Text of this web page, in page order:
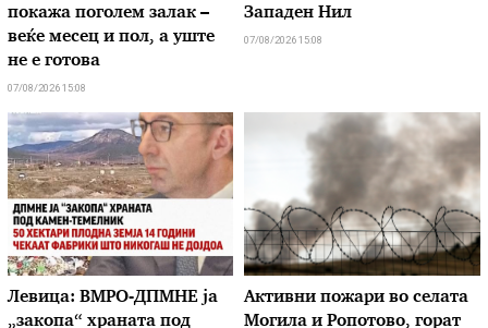
покажа поголем залак –
веќе месец и пол, а уште
не е готова
07/08/2026 15:08
Западен Нил
07/08/2026 15:08
Левица: ВМРО-ДПМНЕ ја
„закопа“ храната под
Активни пожари во селата
Могила и Ропотово, горат